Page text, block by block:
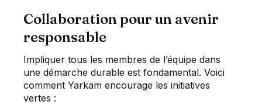
Collaboration pour un avenir
responsable
Impliquer tous les membres de l’équipe dans
une démarche durable est fondamental. Voici
comment Yarkam encourage les initiatives
vertes :